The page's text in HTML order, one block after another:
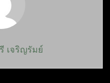
เจริญรัมย์